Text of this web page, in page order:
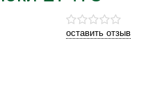
оставить отзыв